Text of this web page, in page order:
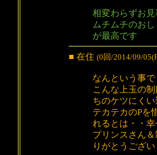
相変わらずお見
ムチムチのお
が最高です
■ 在住 (0回/2014/09/
なんという事で
こんな上玉の
ちのケツにくい
テカテカのPを
れるとは・・幸
プリンスさん
りがとうござい